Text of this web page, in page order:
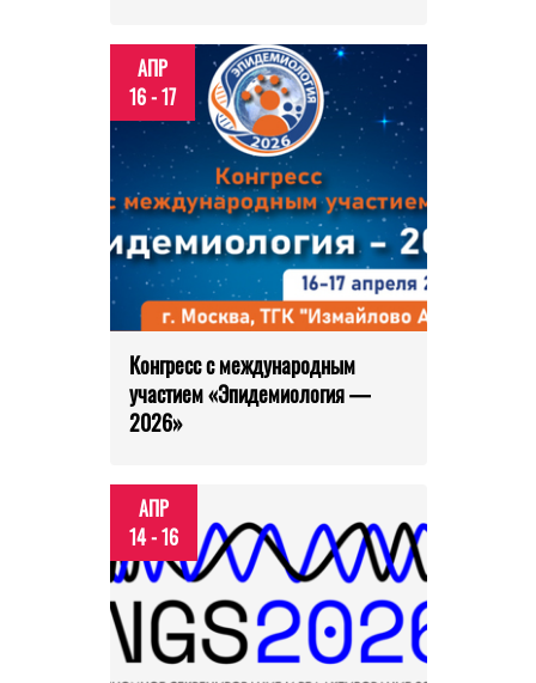
АПР
16 - 17
Конгресс с международным
участием «Эпидемиология —
2026»
АПР
14 - 16